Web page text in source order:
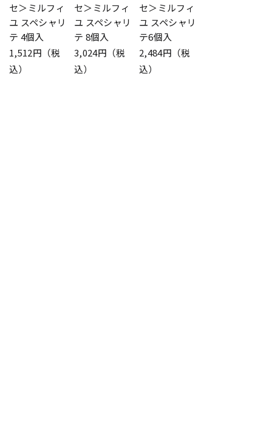
セ＞ミルフィ
ユ スペシャリ
テ 4個入
1,512円（税
込）
セ＞ミルフィ
ユ スペシャリ
テ 8個入
3,024円（税
込）
セ＞ミルフィ
ユ スペシャリ
テ6個入
2,484円（税
込）